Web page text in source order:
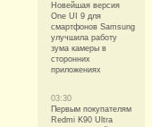
Новейшая версия
One UI 9 для
смартфонов Samsung
улучшила работу
зума камеры в
сторонних
приложениях
03:30
Первым покупателям
Redmi K90 Ultra